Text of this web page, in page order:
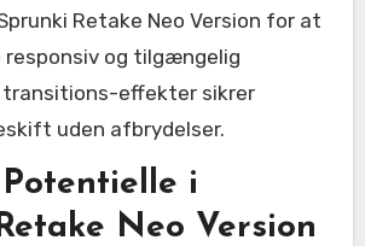
Retake Neo Version for at
responsiv og tilgængelig
transitions-effekter sikrer
uden afbrydelser.
i
Neo Version